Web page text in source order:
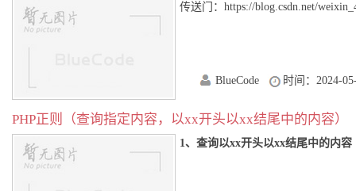
传送门：https://blog.csdn.net/
BlueCode 时间：2024-
PHP正则（查询指定内容，以xx开头以xx结尾中的内容）
1、查询以xx开头以xx结尾中的内